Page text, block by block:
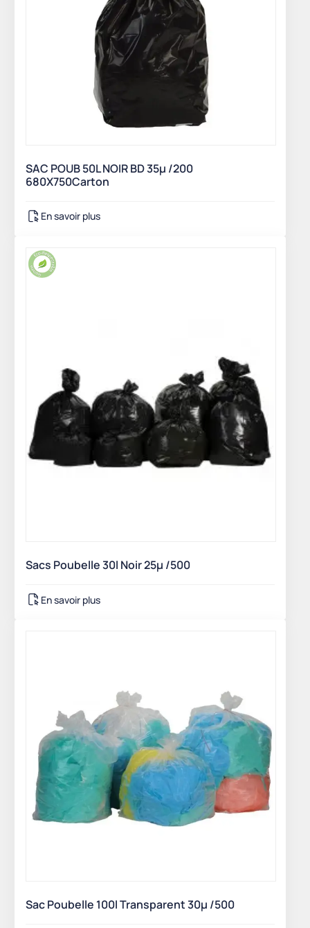
SAC POUB 50L NOIR BD 35µ /200
680X750Carton
En savoir plus
Sacs Poubelle 30l Noir 25µ /500
En savoir plus
Sac Poubelle 100l Transparent 30µ /500